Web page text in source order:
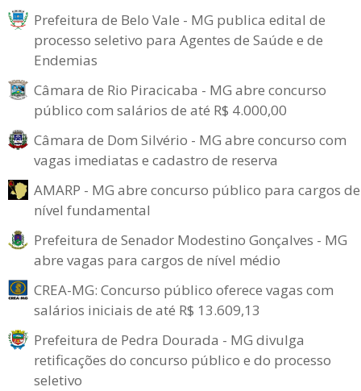
Prefeitura de Belo Vale - MG publica edital de
processo seletivo para Agentes de Saúde e de
Endemias
Câmara de Rio Piracicaba - MG abre concurso
público com salários de até R$ 4.000,00
Câmara de Dom Silvério - MG abre concurso com
vagas imediatas e cadastro de reserva
AMARP - MG abre concurso público para cargos de
nível fundamental
Prefeitura de Senador Modestino Gonçalves - MG
abre vagas para cargos de nível médio
CREA-MG: Concurso público oferece vagas com
salários iniciais de até R$ 13.609,13
Prefeitura de Pedra Dourada - MG divulga
retificações do concurso público e do processo
seletivo